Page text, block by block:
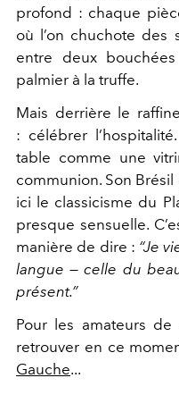
profond : chaque
où l’on chuchote des
entre deux
palmier à la truffe.
Mais derrière le
: célébrer l’hospitalité
table comme une
communion. Son
ici le classicisme du
presque sensuelle.
manière de dire : “Je
langue — celle du
présent.”
Pour les amateurs
retrouver en ce
Gauche...